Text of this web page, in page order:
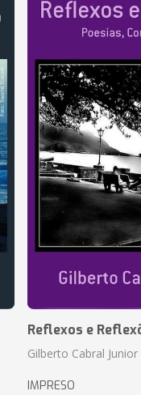
Reflexos e
Gilberto Cabral Junior
IMPRESO